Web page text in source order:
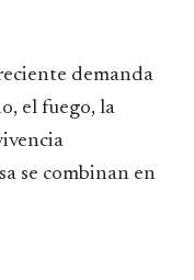
demanda
el fuego, la
se combinan en